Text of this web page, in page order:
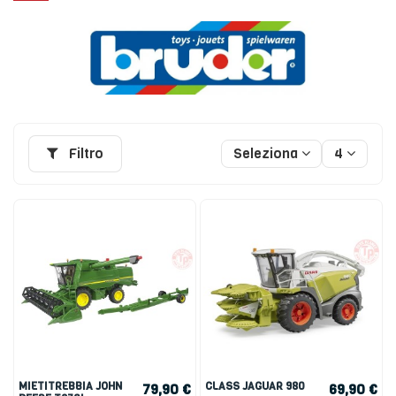
Filtro Seleziona 4
MIETITREBBIA JOHN
79,90 € CLASS JAGUAR 980 69,90 €